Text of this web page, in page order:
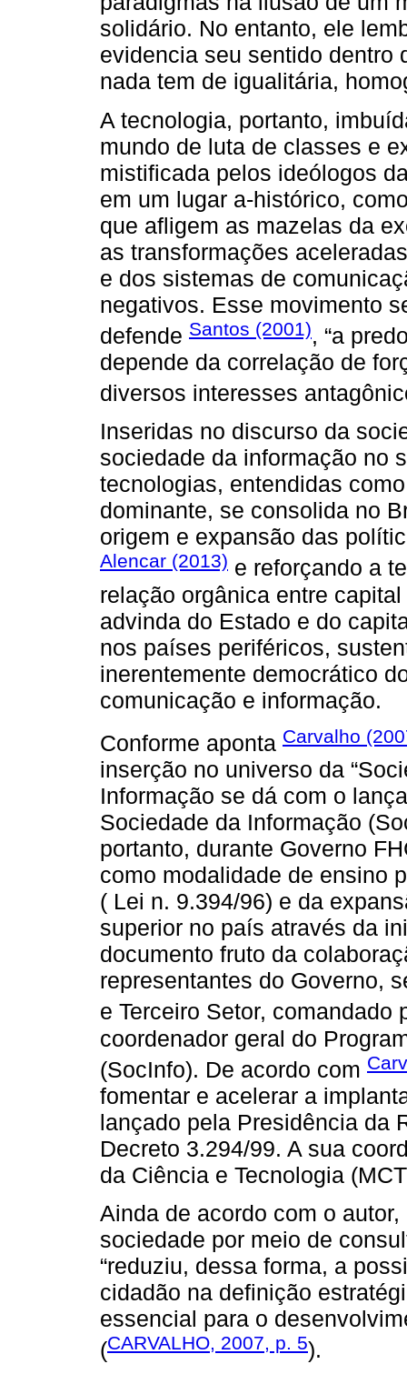
solidário. No entanto, ele
evidencia seu sentido dentro
nada tem de igualitária,
A tecnologia, portanto,
mundo de luta de classes e
mistificada pelos ideólogos
em um lugar a-histórico,
que afligem as mazelas da
as transformações
e dos sistemas de
negativos. Esse movimento
defende Santos (2001), “a
depende da correlação de
diversos interesses
Inseridas no discurso da
sociedade da informação no
tecnologias, entendidas
dominante, se consolida no
origem e expansão das
Alencar (2013) e reforçando a
relação orgânica entre
advinda do Estado e do
nos países periféricos,
inerentemente democrático
comunicação e informação.
Conforme aponta Carvalho
inserção no universo da
Informação se dá com o
Sociedade da Informação
portanto, durante Governo
como modalidade de ensino
( Lei n. 9.394/96) e da
superior no país através da
documento fruto da
representantes do Governo,
e Terceiro Setor, comandado
coordenador geral do
(SocInfo). De acordo com
fomentar e acelerar a
lançado pela Presidência da
Decreto 3.294/99. A sua
da Ciência e Tecnologia
Ainda de acordo com o
sociedade por meio de
“reduziu, dessa forma, a
cidadão na definição
essencial para o
(CARVALHO, 2007, p. 5).